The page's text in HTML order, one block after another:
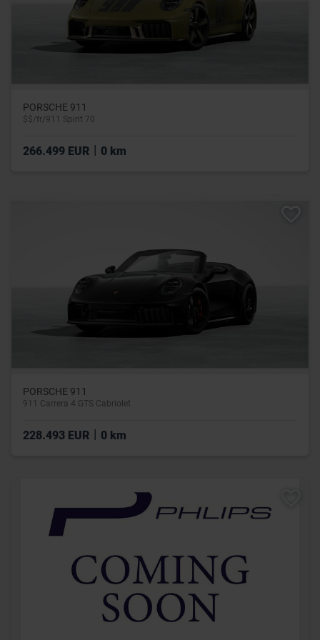
PORSCHE 911
$$/fr/911 Spirit 70
266.499 EUR 0 km
PORSCHE 911
911 Carrera 4 GTS Cabriolet
228.493 EUR | 0 km